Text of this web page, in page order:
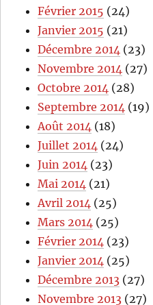
Février 2015 (24)
Janvier 2015 (21)
Décembre 2014 (23)
Novembre 2014 (27)
Octobre 2014 (28)
Septembre 2014 (19)
Août 2014 (18)
Juillet 2014 (24)
Juin 2014 (23)
Mai 2014 (21)
Avril 2014 (25)
Mars 2014 (25)
Février 2014 (23)
Janvier 2014 (25)
Décembre 2013 (27)
Novembre 2013 (27)